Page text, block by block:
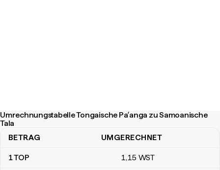
Umrechnungstabelle Tongaische Paʻanga zu Samoanische
Tala
Umrechnungstabelle Tongaische Paʻanga zu Samoanische Tala
BETRAG UMGERECHNET
1TOP 1,15 WST